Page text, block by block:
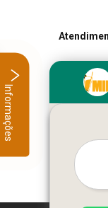
Informações